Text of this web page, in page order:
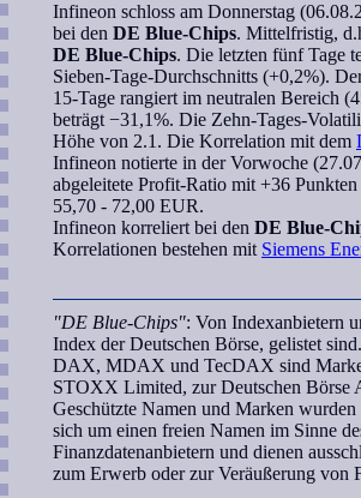
Infineon schloss am Donnerstag
bei den DE Blue-Chips. Mittelfristig,
DE Blue-Chips. Die letzten fünf Tage
Sieben-Tage-Durchschnitts (+0,2%).
15-Tage rangiert im neutralen Bereich
beträgt −31,1%. Die Zehn-Tages-
Höhe von 2.1. Die Korrelation mit dem
Infineon notierte in der Vorwoche
abgeleitete Profit-Ratio mit +36
55,70 - 72,00 EUR.
Infineon korreliert bei den DE Blue-
Korrelationen bestehen mit Siemens
"DE Blue-Chips": Von Indexanbietern
Index der Deutschen Börse, gelistet sind.
DAX, MDAX und TecDAX sind
STOXX Limited, zur Deutschen Börse
Geschützte Namen und Marken
sich um einen freien Namen im Sinne
Finanzdatenanbietern und dienen
zum Erwerb oder zur Veräußerung von